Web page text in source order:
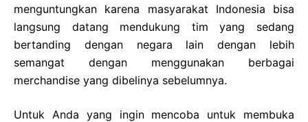
menguntungkan karena masyarakat Indonesia bisa
langsung datang mendukung tim yang sedang
bertanding dengan negara lain dengan lebih
semangat dengan menggunakan berbagai
merchandise yang dibelinya sebelumnya.
Untuk Anda yang ingin mencoba untuk membuka